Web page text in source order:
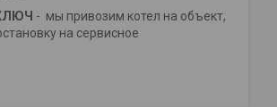
- мы привозим котел на объект,
на сервисное